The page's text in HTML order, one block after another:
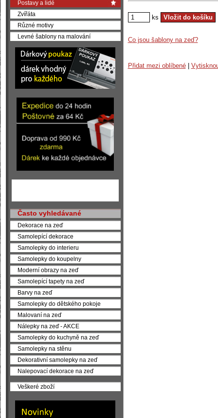
ks
Co jsou šablony na zeď?
Přidat mezi oblíbené|
Postavy a lidé
Zvířáta
Různé motivy
Levné šablony na malování
Často vyhledávané
Dekorace na zeď
Samolepící dekorace
Samolepky do interieru
Samolepky do koupelny
Moderní obrazy na zeď
Samolepící tapety na zeď
Barvy na zeď
Samolepky do dětského pokoje
Malovaní na zeď
Nálepky na zeď - AKCE
Samolepky do kuchyně na zeď
Samolepky na stěnu
Dekorativní samolepky na zeď
Nalepovací dekorace na zeď
Veškeré zboží